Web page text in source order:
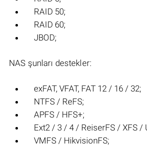
RAID 50;
RAID 60;
JBOD;
NAS şunları destekler:
exFAT, VFAT, FAT 12 / 16 / 32;
NTFS / ReFS;
APFS / HFS+;
Ext2 / 3 / 4 / ReiserFS / XFS /
VMFS / HikvisionFS;